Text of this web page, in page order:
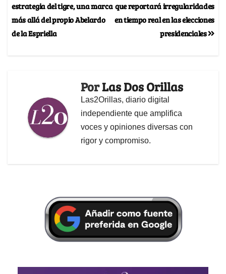
que reportará irregularidades
en tiempo real en las elecciones
presidenciales
estrategia del tigre, una marca
más allá del propio Abelardo
de la Espriella
PorLas Dos Orillas
Las2Orillas, diario digital
independiente que amplifica
voces y opiniones diversas con
rigor y compromiso.